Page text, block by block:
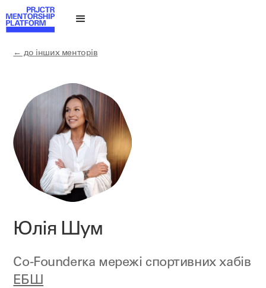
← до інших менторів
Юлія Шум
Co-Founderка мережі спортивних хабів
ЕБШ